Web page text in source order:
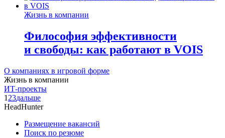
Жизнь в компании
Философия эффективности
и свободы: как работают в VOIS
О компаниях в игровой форме
Жизнь в компании
ИТ-проекты
1 23дальше
HeadHunter
Размещение вакансий
Поиск по резюме